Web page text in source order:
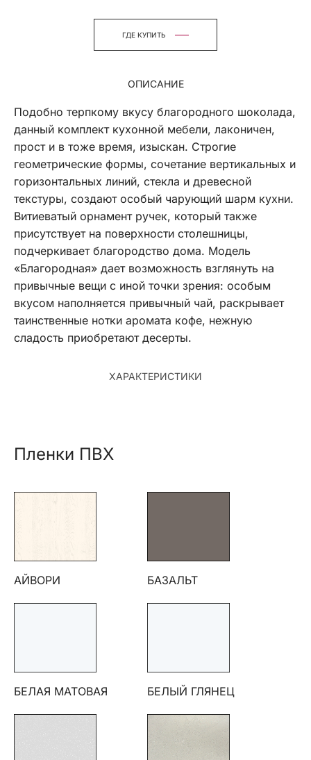
ГДЕ КУПИТЬ
ОПИСАНИЕ
ХАРАКТЕРИСТИКИ
Подобно терпкому вкусу благородного шоколада,
данный комплект кухонной мебели, лаконичен,
прост и в тоже время, изыскан. Строгие
геометрические формы, сочетание вертикальных и
горизонтальных линий, стекла и древесной
текстуры, создают особый чарующий шарм кухни.
Витиеватый орнамент ручек, который также
присутствует на поверхности столешницы,
подчеркивает благородство дома. Модель
«Благородная» дает возможность взглянуть на
привычные вещи с иной точки зрения: особым
вкусом наполняется привычный чай, раскрывает
таинственные нотки аромата кофе, нежную
сладость приобретают десерты.
Пленки ПВХ
АЙВОРИ БАЗАЛЬТ
БЕЛАЯ МАТОВАЯ БЕЛЫЙ ГЛЯНЕЦ